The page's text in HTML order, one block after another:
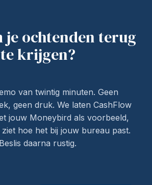
je ochtenden terug
te krijgen?
van twintig minuten. Geen
geen druk. We laten CashFlow
jouw Moneybird als voorbeeld,
hoe het bij jouw bureau past.
Beslis daarna rustig.